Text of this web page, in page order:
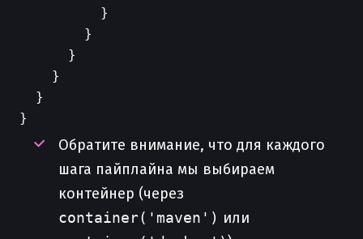
          }
        }
      }
    }
  }
Обратите внимание, что для каждого
шага пайплайна мы выбираем
контейнер (через
container('maven') или